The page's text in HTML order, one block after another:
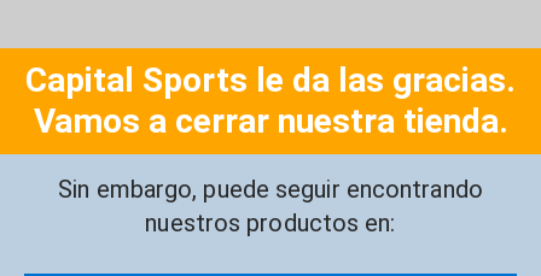
Capital Sports le da las gracias.
Vamos a cerrar nuestra tienda.
Sin embargo, puede seguir encontrando
nuestros productos en: